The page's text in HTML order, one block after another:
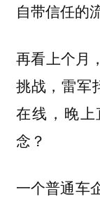
自带信任的
再看上个月
挑战，雷军
在线，晚
念？
一个普通车